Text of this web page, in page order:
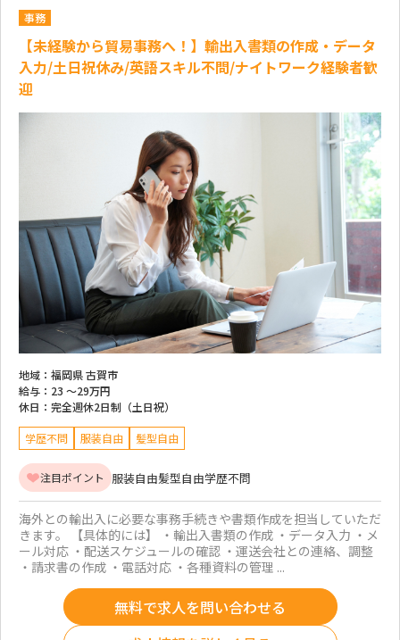
事務
【未経験から貿易事務へ！】輸出入書類の作成・データ
入力/土日祝休み/英語スキル不問/ナイトワーク経験者歓
迎
地域： 福岡県 古賀市
給与： 23 ～29万円
休日： 完全週休2日制（土日祝）
学歴不問 服装自由 髪型自由
注目ポイント 服装自由髪型自由学歴不問
海外との輸出入に必要な事務手続きや書類作成を担当していただ
きます。 【具体的には】 ・輸出入書類の作成 ・データ入力 ・メ
ール対応 ・配送スケジュールの確認 ・運送会社との連絡、調整
・請求書の作成 ・電話対応 ・各種資料の管理 ...
無料で求人を問い合わせる